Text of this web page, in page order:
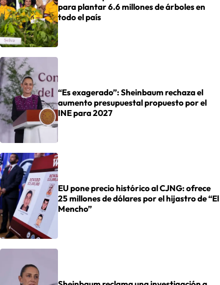
para plantar 6.6 millones de árboles en
todo el país
“Es exagerado”: Sheinbaum rechaza el
aumento presupuestal propuesto por el
INE para 2027
EU pone precio histórico al CJNG: ofrece
25 millones de dólares por el hijastro de “El
Mencho”